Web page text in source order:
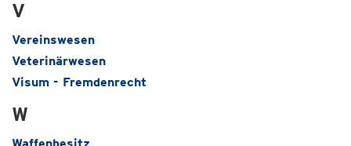
V
Vereinswesen
Veterinärwesen
Visum - Fremdenrecht
W